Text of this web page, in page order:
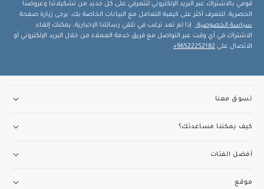
قومي بالاشتراك عبر البريد الإلكتروني لتتعرفي على كل جديد من تشكيلاتنا وعروضنا
الحصرية. للتعرف أكثر على كيفية التعامل مع البيانات الخاصة بك، يرجى زيارة صفحة
سياسة الخصوصية . إذا لم تعد ترغب في تلقي رسائلنا الإخبارية، يمكنك إلغاء
الاشتراك في أي وقت عبر التواصل مع فريق خدمة العملاء من خلال البريد الإلكتروني أو
الاتصال على 96522252182+
.
تسوق معنا
كيف يمكننا مساعدتك؟
أفضل الفئات
موقع